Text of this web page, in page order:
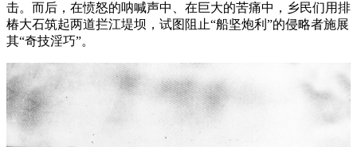
击。而后，在愤怒的呐喊声中、在巨大的苦痛中，乡民们用排
椿大石筑起两道拦江堤坝，试图阻止“船坚炮利”的侵略者施展
其“奇技淫巧”。